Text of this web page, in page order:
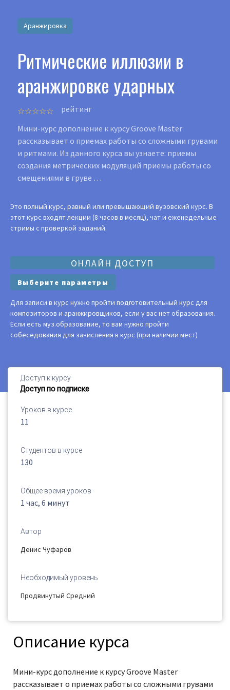
Аранжировка
Ритмические иллюзии в
аранжировке ударных
рейтинг
Мини-курс дополнение к курсу Groove Master
рассказывает о приемах работы со сложными грувами
и ритмами. Из данного курса вы узнаете: приемы
создания метрических модуляций приемы работы со
смещениями в груве …
Это полный курс, равный или превышающий вузовский курс. В
этот курс входят лекции (8 часов в месяц), чат и еженедельные
стримы с проверкой заданий.
ОНЛАЙН ДОСТУП
Выберите параметры
Для записи в курс нужно пройти подготовительный курс для
композиторов и аранжировщиков, если у вас нет образования.
Если есть муз.образование, то вам нужно пройти
собеседования для зачисления в курс (при наличии мест)
Доступ к курсу
Доступ по подписке
Уроков в курсе
11
Студентов в курсе
130
Общее время уроков
1 час, 6 минут
Автор
Денис Чуфаров
Необходимый уровень
Продвинутый Средний
Описание курса
Мини-курс дополнение к курсу Groove Master
рассказывает о приемах работы со сложными грувами